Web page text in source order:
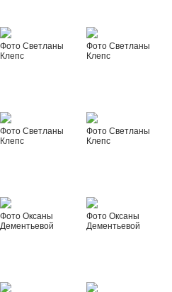
Фото Светланы
Клепс
Фото Светланы
Клепс
Фото Светланы
Клепс
Фото Светланы
Клепс
Фото Оксаны
Дементьевой
Фото Оксаны
Дементьевой